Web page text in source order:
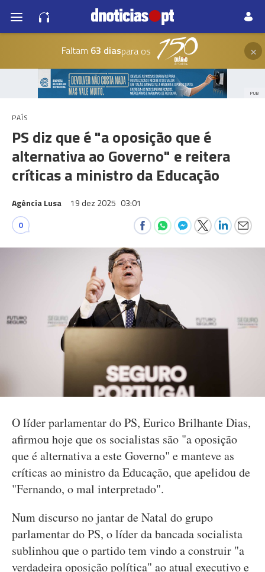
Faltam 63 diaspara os ×
PUB
PAÍS
PS diz que é "a oposição que é
alternativa ao Governo" e reitera
críticas a ministro da Educação
Agência Lusa 19 dez 2025 03:01
0
O líder parlamentar do PS, Eurico Brilhante Dias,
afirmou hoje que os socialistas são "a oposição
que é alternativa a este Governo" e manteve as
críticas ao ministro da Educação, que apelidou de
"Fernando, o mal interpretado".
Num discurso no jantar de Natal do grupo
parlamentar do PS, o líder da bancada socialista
sublinhou que o partido tem vindo a construir "a
verdadeira oposição política" ao atual executivo e